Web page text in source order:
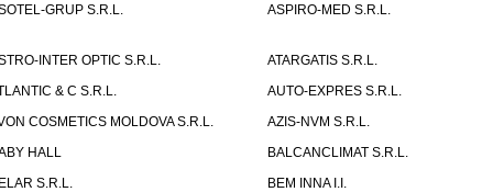
GRUP S.R.L. ASPIRO-MED S.R.L.
INTER OPTIC S.R.L.
ATARGATIS S.R.L.
& C S.R.L.
AUTO-EXPRES S.R.L.
COSMETICS MOLDOVA S.R.L.
AZIS-NVM S.R.L.
HALL
BALCANCLIMAT S.R.L.
S.R.L.
BEM INNA I.I.